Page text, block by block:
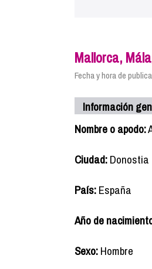
Mallorca,
Fecha y hora de
Información
Nombre o apodo:
Ciudad:Donostia
País:España
Año de
Sexo:Hombre